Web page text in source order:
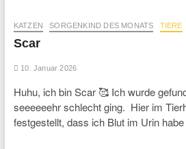
KATZEN SORGENKIND DES MONATS TIERE
Scar
10. Januar 2026
Huhu, ich bin Scar 🥰 Ich wurde
seeeeeehr schlecht ging. Hier im
festgestellt, dass ich Blut im Urin